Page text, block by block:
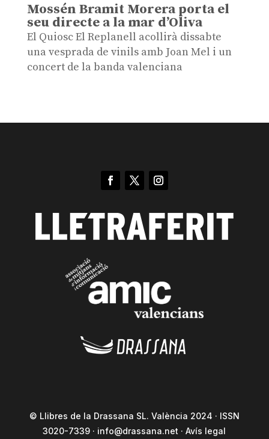
Mossén Bramit Morera porta el
seu directe a la mar d’Oliva
El Quiosc El Replanell acollirà dissabte
una vesprada de vinils amb Joan Mel i un
concert de la banda valenciana
© Llibres de la Drassana SL. València 2024 · ISSN
3020-7339 · info@drassana.net ·Avís legal